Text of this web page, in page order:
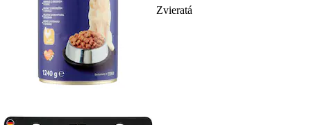
Zvieratá